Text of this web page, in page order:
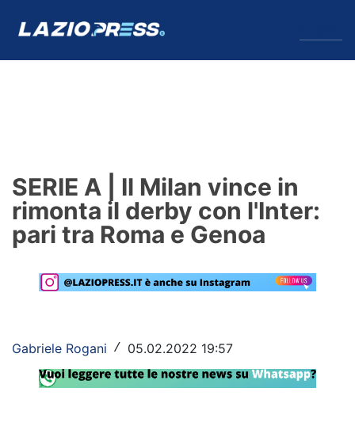
Formello
Infortuni
Primavera
Lazio Women
Rassegna Lazio
SERIE A | Il Milan vince in
rimonta il derby con l'Inter:
pari tra Roma e Genoa
Gabriele Rogani / 05.02.2022 19:57